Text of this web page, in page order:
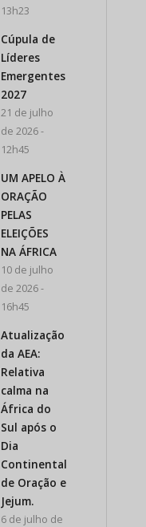
13h23
Cúpula de
Líderes
Emergentes
2027
21 de julho
de 2026 -
12h45
UM APELO À
ORAÇÃO
PELAS
ELEIÇÕES
NA ÁFRICA
10 de julho
de 2026 -
16h45
Atualização
da AEA:
Relativa
calma na
África do
Sul após o
Dia
Continental
de Oração e
Jejum.
6 de julho de